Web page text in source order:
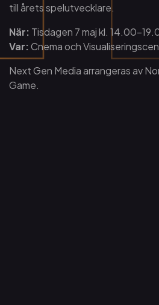
till årets spelutvecklare.
När: Tisdagen 7 maj kl. 14.00-
Var:Cnema och
Next Gen Media arrangeras av
Game.